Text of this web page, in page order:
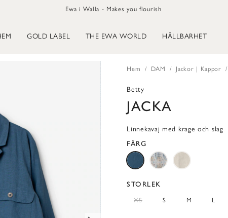
Ewa i Walla - Makes you flourish
GOLD LABEL THE EWA WORLD HÅLLBARHET
Hem DAM Jackor | Kappor
Betty
JACKA
Linnekavaj med krage och slag
FÄRG
STORLEK
XS S M L